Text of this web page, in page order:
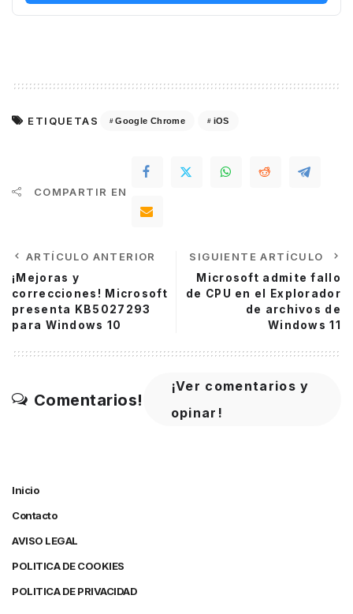
ETIQUETAS Google Chrome iOS
COMPARTIR EN
ARTÍCULO ANTERIOR
¡Mejoras y
correcciones! Microsoft
presenta KB5027293
para Windows 10
SIGUIENTE ARTÍCULO
Microsoft admite fallo
de CPU en el Explorador
de archivos de
Windows 11
Comentarios!
¡Ver comentarios y
opinar!
Inicio
Contacto
AVISO LEGAL
POLITICA DE COOKIES
POLITICA DE PRIVACIDAD